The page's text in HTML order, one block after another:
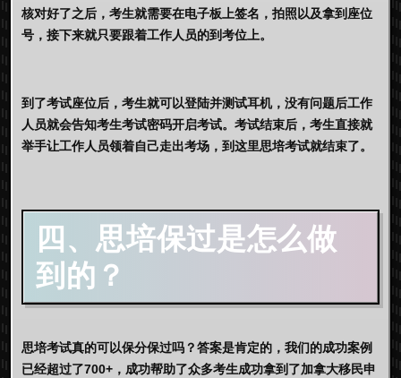
核对好了之后，考生就需要在电子板上签名，拍照以及拿到座位
号，接下来就只要跟着工作人员的到考位上。
到了考试座位后，考生就可以登陆并测试耳机，没有问题后工作
人员就会告知考生考试密码开启考试。考试结束后，考生直接就
举手让工作人员领着自己走出考场，到这里思培考试就结束了。
四、思培保过是怎么做
到的？
思培考试真的可以保分保过吗？答案是肯定的，我们的成功案例
已经超过了700+，成功帮助了众多考生成功拿到了加拿大移民申